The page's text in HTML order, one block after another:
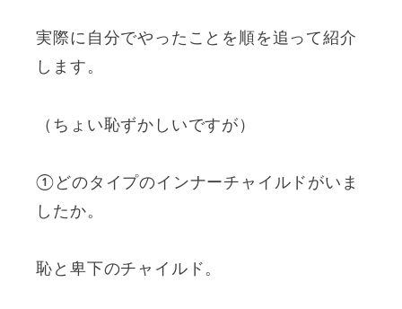
実際に自分でやったことを順を追って紹介
します。
（ちょい恥ずかしいですが）
①どのタイプのインナーチャイルドがいま
したか。
恥と卑下のチャイルド。